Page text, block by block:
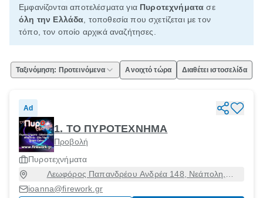
Εμφανίζονται αποτελέσματα για Πυροτεχνήματα σε
όλη την Ελλάδα , τοποθεσία που σχετίζεται με τον
τόπο, τον οποίο αρχικά αναζήτησες.
Ταξινόμηση: Προτεινόμενα Ανοιχτό τώρα Διαθέτει ιστοσελίδα
Ad
1. ΤΟ ΠΥΡΟΤΕΧΝΗΜΑ
Προβολή
Πυροτεχνήματα
Λεωφόρος Παπανδρέου Ανδρέα 148, Νεάπολη,
Θεσσαλονίκη, 56728
ioanna@firework.gr